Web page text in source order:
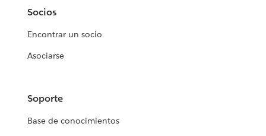
Socios
Encontrar un socio
Asociarse
Soporte
Base de conocimientos